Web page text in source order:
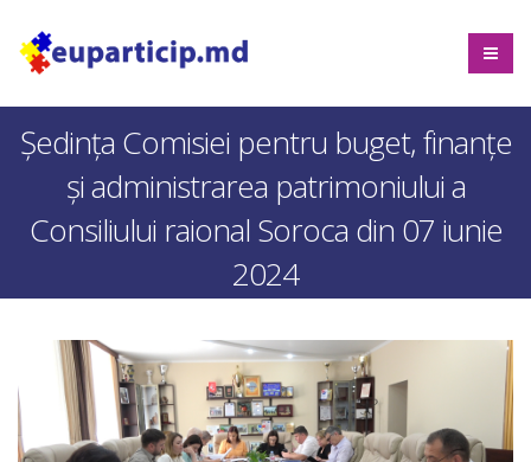
Ședința Comisiei pentru buget, finanțe
și administrarea patrimoniului a
Consiliului raional Soroca din 07 iunie
2024